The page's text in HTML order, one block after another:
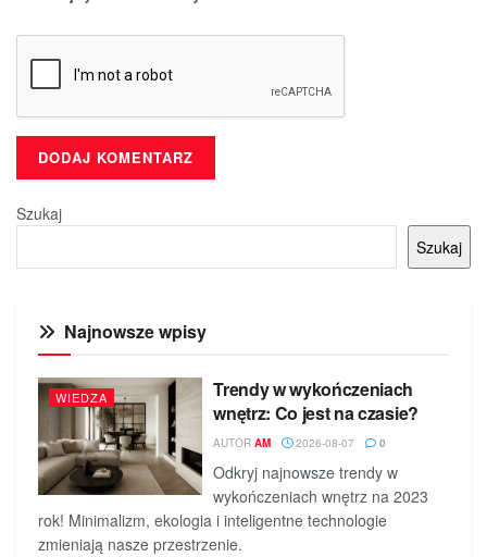
Szukaj
Szukaj
Najnowsze wpisy
WIEDZA
Trendy w wykończeniach
wnętrz: Co jest na czasie?
AUTOR AM 2026-08-07 0
Odkryj najnowsze trendy w
wykończeniach wnętrz na 2023
rok! Minimalizm, ekologia i inteligentne technologie
zmieniają nasze przestrzenie.